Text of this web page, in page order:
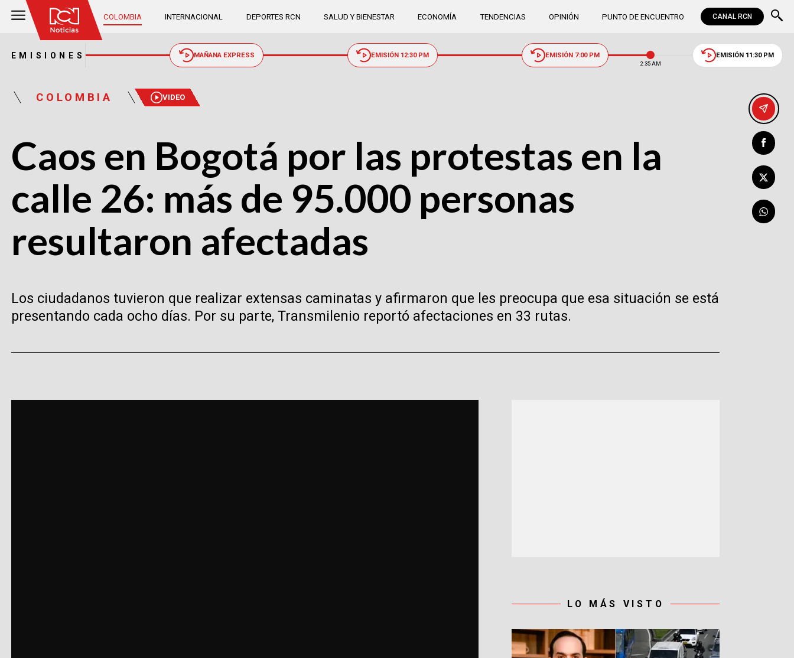
COLOMBIA INTERNACIONAL DEPORTES RCN SALUD Y BIENESTAR ECONOMÍA TENDENCIAS OPINIÓN PUNTO DE ENCUENTRO CANAL RCN
EMISIONES MAÑANA EXPRESS EMISIÓN 12:30 PM EMISIÓN 7:00 PM
2:35 AM
EMISIÓN 11:30 PM
COLOMBIA VIDEO
Caos en Bogotá por las protestas en la
calle 26: más de 95.000 personas
resultaron afectadas
Los ciudadanos tuvieron que realizar extensas caminatas y afirmaron que les preocupa que esa situación se está
presentando cada ocho días. Por su parte, Transmilenio reportó afectaciones en 33 rutas.
LO MÁS VISTO